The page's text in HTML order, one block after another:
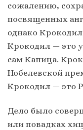
сожалению,
посвященных
однако
Крокодил — это
сам Капица.
Нобелевской
Крокодил — это
Дело было
или повадках